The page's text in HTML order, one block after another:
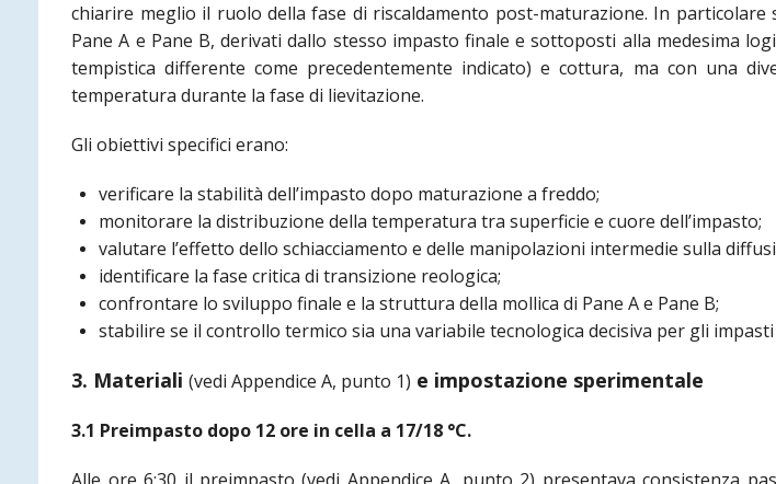
chiarire meglio il ruolo della fase di riscaldamento post-maturazione. In particolare
Pane A e Pane B, derivati dallo stesso impasto finale e sottoposti alla medesima
tempistica differente come precedentemente indicato) e cottura, ma con una
temperatura durante la fase di lievitazione.
Gli obiettivi specifici erano:
verificare la stabilità dell’impasto dopo maturazione a freddo;
monitorare la distribuzione della temperatura tra superficie e cuore dell’impasto;
valutare l’effetto dello schiacciamento e delle manipolazioni intermedie sulla
identificare la fase critica di transizione reologica;
confrontare lo sviluppo finale e la struttura della mollica di Pane A e Pane B;
stabilire se il controllo termico sia una variabile tecnologica decisiva per gli
3. Materiali(vedi Appendice A, punto 1) e impostazione sperimentale
3.1 Preimpasto dopo 12 ore in cella a 17/18 °C.